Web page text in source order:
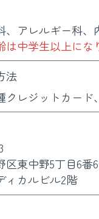
、アレルギー科、
中学生以上にな
法
クレジットカード
区東中野5丁目6番
ィカルビル2階